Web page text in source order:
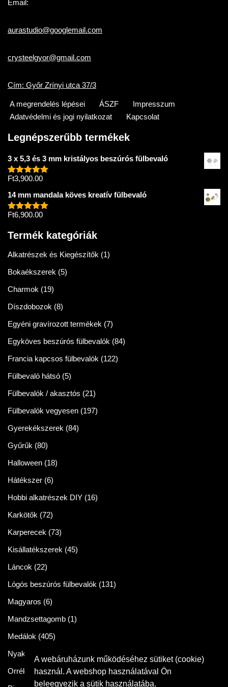
Email:
aurastudio@googlemail.com
crysteelgyor@gmail.com
Cím: Győr Zrínyi utca 37/3
A megrendelés lépései ÁSZF
Impresszum
Adatvédelmi és jogi nyilatkozat
Kapcsolat
Legnépszerűbb termékek
3 x 5,3 és 3 mm kristályos beszúrós fülbevaló
Értékelés:
Ft3,900.00
14 mm mandala köves kreatív fülbevaló
Értékelés:
Ft6,900.00
Termék kategóriák
Alkatrészek és Kiegészítők (1)
Bokaékszerek (5)
Charmok (19)
Díszdobozok (8)
Egyéni gravírozott termékek (7)
Egyköves beszúrós fülbevalók (84)
Francia kapcsos fülbevalók (122)
Fülbevaló hátsó (5)
Fülbevalók / akasztós (21)
Fülbevalók vegyesen (197)
Gyerekékszerek (84)
Gyűrűk (80)
Halloween (18)
Hátékszer (6)
Hobbi alkatrészek DIY (16)
Karkötők (72)
Karperecek (73)
Kisállatékszerek (45)
Láncok (22)
Lógós beszúrós fülbevalók (131)
Magyaros (6)
Mandzsettagomb (1)
Medálok (405)
Nyakláncok
(86)
Orrékszer (2)
A webáruházunk működéséhez sütiket (cookie)
használ. A webshop használatával Ön
beleegyezik a sütik használatába.